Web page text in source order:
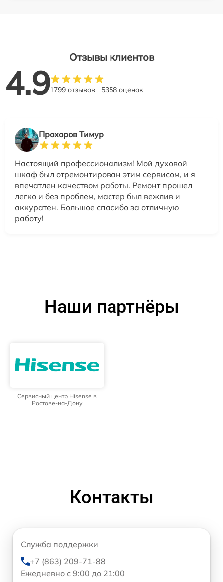
Отзывы клиентов
4.91799 отзывов 5358 оценок
Прохоров Тимур
Настоящий профессионализм! Мой духовой
шкаф был отремонтирован этим сервисом, и я
впечатлен качеством работы. Ремонт прошел
легко и без проблем, мастер был вежлив и
аккуратен. Большое спасибо за отличную
работу!
Наши партнёры
Сервисный центр Hisense в
Ростове-на-Дону
Контакты
Служба поддержки
+7 (863) 209-71-88
Ежедневно с 9:00 до 21:00